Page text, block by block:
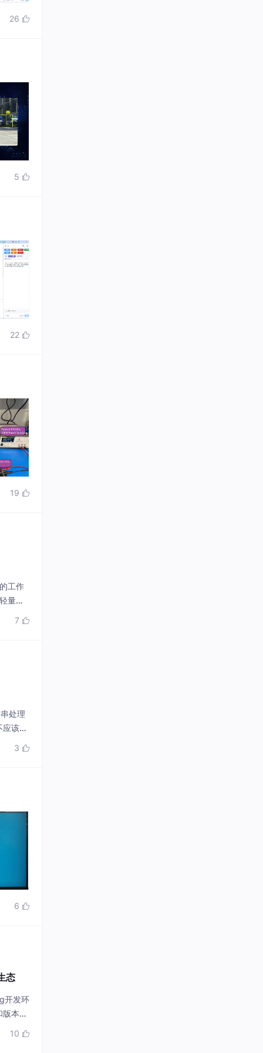
26 
5 
22 
19 
工作
量级
7 
处理
该引
3 
6 
态
开发环
本控
10 